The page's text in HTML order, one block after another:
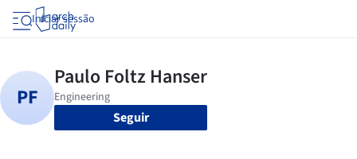
Iniciar sessão
Seguir